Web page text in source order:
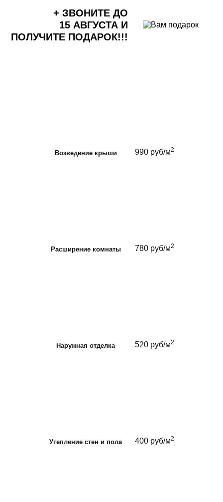
+ ЗВОНИТЕ ДО
15 АВГУСТАИ
ПОЛУЧИТЕ ПОДАРОК!!!
Возведение крыши 990 руб/м2
Расширение комнаты 780 руб/м2
Наружная отделка 520 руб/м2
Утепление стен и пола 400 руб/м2